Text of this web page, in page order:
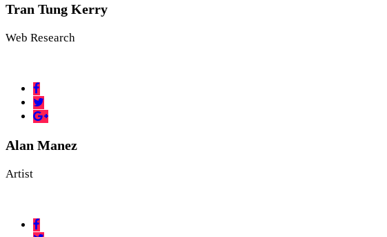
Tran Tung Kerry
Web Research
Alan Manez
Artist